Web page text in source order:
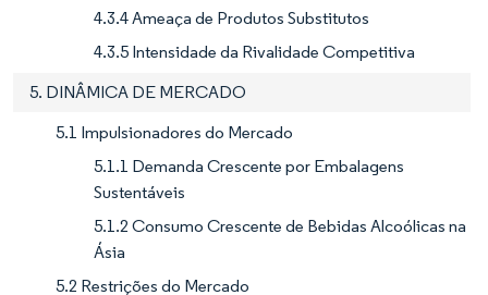
4.3.4 Ameaça de Produtos Substitutos
4.3.5 Intensidade da Rivalidade Competitiva
5. DINÂMICA DE MERCADO
5.1 Impulsionadores do Mercado
5.1.1 Demanda Crescente por Embalagens
Sustentáveis
5.1.2 Consumo Crescente de Bebidas Alcoólicas na
Ásia
5.2 Restrições do Mercado